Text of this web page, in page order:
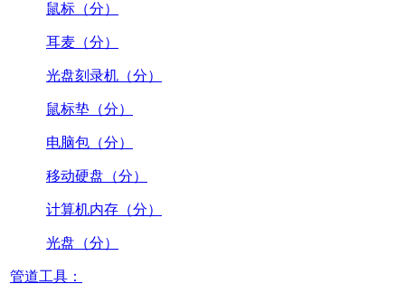
鼠标（分）
耳麦（分）
光盘刻录机（分）
鼠标垫（分）
电脑包（分）
移动硬盘（分）
计算机内存（分）
光盘（分）
管道工具：